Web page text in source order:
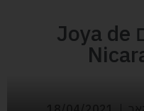
הסיגר של השגרירים Joya de